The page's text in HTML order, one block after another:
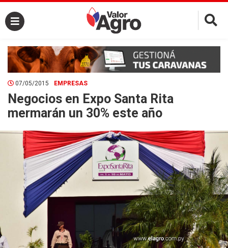
×
07/05/2015 EMPRESAS
Negocios en Expo Santa Rita
mermarán un 30% este año